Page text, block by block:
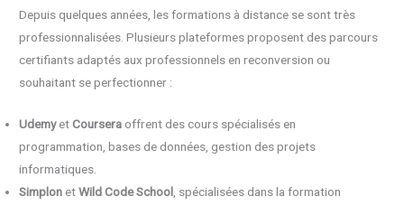
Depuis quelques années, les formations à distance se sont très
professionnalisées. Plusieurs plateformes proposent des parcours
certifiants adaptés aux professionnels en reconversion ou
souhaitant se perfectionner :
UdemyetCoursera offrent des cours spécialisés en
programmation, bases de données, gestion des projets
informatiques.
Simplon etWild Code School, spécialisées dans la formation